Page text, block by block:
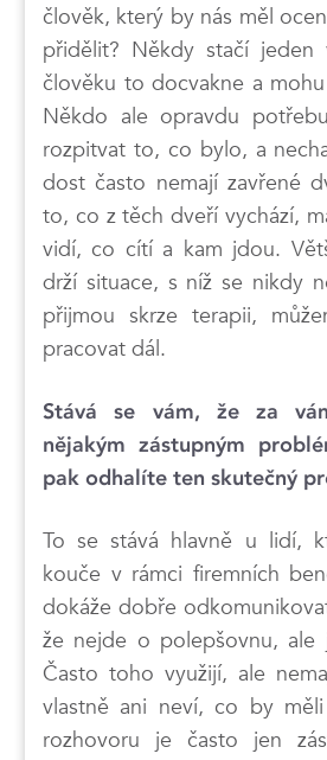
člověk, který by nás měl
přidělit? Někdy stačí jeden
člověku to docvakne a
Někdo ale opravdu
rozpitvat to, co bylo, a
dost často nemají zavřené
to, co z těch dveří vychází,
vidí, co cítí a kam jdou.
drží situace, s níž se nikdy
přijmou skrze terapii,
pracovat dál.
Stává se vám, že za
nějakým zástupným
pak odhalíte ten skutečný
To se stává hlavně u lidí,
kouče v rámci firemních
dokáže dobře
že nejde o polepšovnu, ale
Často toho využijí, ale
vlastně ani neví, co by
rozhovoru je často jen